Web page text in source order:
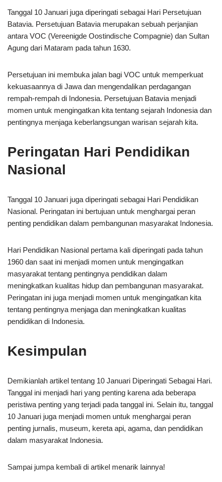
Tanggal 10 Januari juga diperingati sebagai Hari Persetujuan
Batavia. Persetujuan Batavia merupakan sebuah perjanjian
antara VOC (Vereenigde Oostindische Compagnie) dan Sultan
Agung dari Mataram pada tahun 1630.
Persetujuan ini membuka jalan bagi VOC untuk memperkuat
kekuasaannya di Jawa dan mengendalikan perdagangan
rempah-rempah di Indonesia. Persetujuan Batavia menjadi
momen untuk mengingatkan kita tentang sejarah Indonesia dan
pentingnya menjaga keberlangsungan warisan sejarah kita.
Peringatan Hari Pendidikan
Nasional
Tanggal 10 Januari juga diperingati sebagai Hari Pendidikan
Nasional. Peringatan ini bertujuan untuk menghargai peran
penting pendidikan dalam pembangunan masyarakat Indonesia.
Hari Pendidikan Nasional pertama kali diperingati pada tahun
1960 dan saat ini menjadi momen untuk mengingatkan
masyarakat tentang pentingnya pendidikan dalam
meningkatkan kualitas hidup dan pembangunan masyarakat.
Peringatan ini juga menjadi momen untuk mengingatkan kita
tentang pentingnya menjaga dan meningkatkan kualitas
pendidikan di Indonesia.
Kesimpulan
Demikianlah artikel tentang 10 Januari Diperingati Sebagai Hari.
Tanggal ini menjadi hari yang penting karena ada beberapa
peristiwa penting yang terjadi pada tanggal ini. Selain itu, tanggal
10 Januari juga menjadi momen untuk menghargai peran
penting jurnalis, museum, kereta api, agama, dan pendidikan
dalam masyarakat Indonesia.
Sampai jumpa kembali di artikel menarik lainnya!